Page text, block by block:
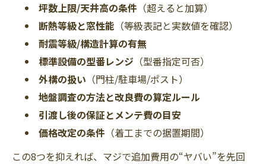
坪数上限/天井高の条件 （超えると加算）
断熱等級と窓性能 （等級表記と実数値を確認）
耐震等級/構造計算の有無
標準設備の型番レンジ （型番指定可否）
外構の扱い （門柱/駐車場/ポスト）
地盤調査の方法と改良費の算定ルール
引渡し後の保証とメンテ費の目安
価格改定の条件 （着工までの据置期間）
この8つを抑えれば、マジで追加費用の“ヤバい”を先回